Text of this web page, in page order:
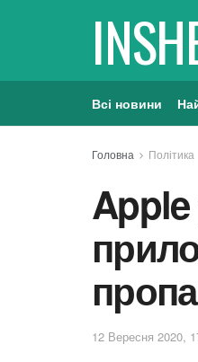
Всі новини
Головна Політика
12 Вересня 2020,